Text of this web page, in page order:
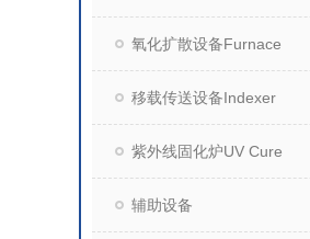
氧化扩散设备Furnace
移载传送设备Indexer
紫外线固化炉UV Cure
辅助设备